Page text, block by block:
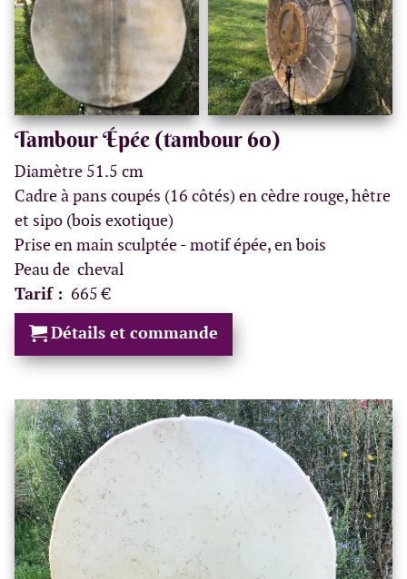
Tambour Épée (tambour 60)
Diamètre 51.5 cm
Cadre à pans coupés (16 côtés) en cèdre rouge, hêtre
et sipo (bois exotique)
Prise en main sculptée - motif épée, en bois
Peau de cheval
Tarif : 665 €
Détails et commande